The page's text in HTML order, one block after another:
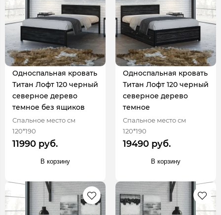
Односпальная кровать
Титан Лофт 120 черный
северное дерево
темное без ящиков
Спальное место см
120*190
11990 руб.
В корзину
Односпальная кровать
Титан Лофт 120 черный
северное дерево
темное
Спальное место см
120*190
19490 руб.
В корзину